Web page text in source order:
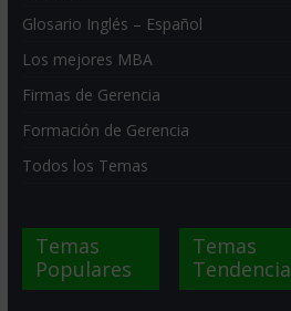
Glosario Inglés – Español
Los mejores MBA
Firmas de Gerencia
Formación de Gerencia
Todos los Temas
Temas
Populares
Temas
Tendencia